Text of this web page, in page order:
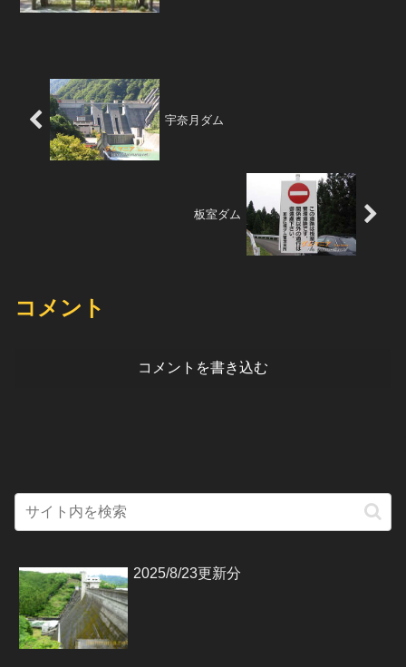
宇奈月ダム
板室ダム
コメント
コメントを書き込む
2025/8/23更新分